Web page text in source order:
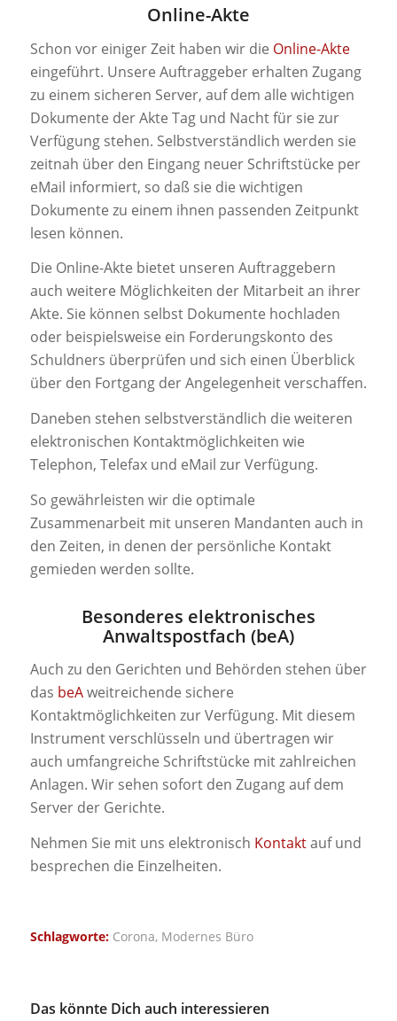
Online-Akte
Schon vor einiger Zeit haben wir die Online-Akte
eingeführt. Unsere Auftraggeber erhalten Zugang
zu einem sicheren Server, auf dem alle wichtigen
Dokumente der Akte Tag und Nacht für sie zur
Verfügung stehen. Selbstverständlich werden sie
zeitnah über den Eingang neuer Schriftstücke per
eMail informiert, so daß sie die wichtigen
Dokumente zu einem ihnen passenden Zeitpunkt
lesen können.
Die Online-Akte bietet unseren Auftraggebern
auch weitere Möglichkeiten der Mitarbeit an ihrer
Akte. Sie können selbst Dokumente hochladen
oder beispielsweise ein Forderungskonto des
Schuldners überprüfen und sich einen Überblick
über den Fortgang der Angelegenheit verschaffen.
Daneben stehen selbstverständlich die weiteren
elektronischen Kontaktmöglichkeiten wie
Telephon, Telefax und eMail zur Verfügung.
So gewährleisten wir die optimale
Zusammenarbeit mit unseren Mandanten auch in
den Zeiten, in denen der persönliche Kontakt
gemieden werden sollte.
Besonderes elektronisches
Anwaltspostfach (beA)
Auch zu den Gerichten und Behörden stehen über
das beAweitreichende sichere
Kontaktmöglichkeiten zur Verfügung. Mit diesem
Instrument verschlüsseln und übertragen wir
auch umfangreiche Schriftstücke mit zahlreichen
Anlagen. Wir sehen sofort den Zugang auf dem
Server der Gerichte.
Nehmen Sie mit uns elektronisch Kontaktauf und
besprechen die Einzelheiten.
Schlagworte: Corona, Modernes Büro
Das könnte Dich auch interessieren